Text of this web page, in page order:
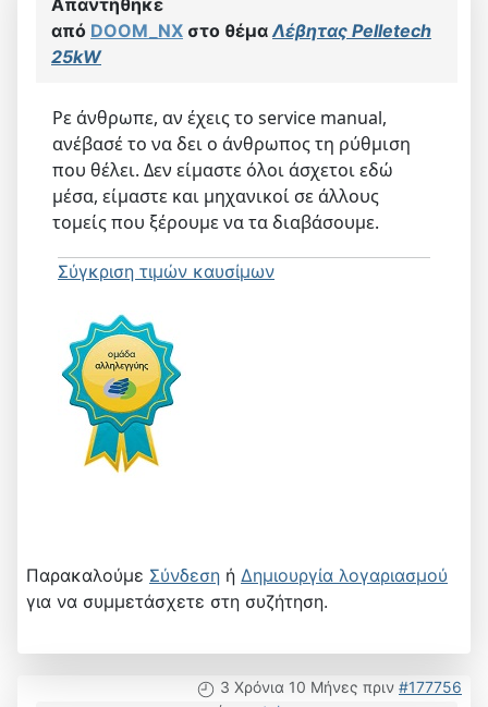
Απαντήθηκε
από DOOM_NX στο θέμαΛέβητας Pelletech
25kW
Ρε άνθρωπε, αν έχεις το service manual,
ανέβασέ το να δει ο άνθρωπος τη ρύθμιση
που θέλει. Δεν είμαστε όλοι άσχετοι εδώ
μέσα, είμαστε και μηχανικοί σε άλλους
τομείς που ξέρουμε να τα διαβάσουμε.
Σύγκριση τιμών καυσίμων
Παρακαλούμε Σύνδεση ή Δημιουργία λογαριασμού
για να συμμετάσχετε στη συζήτηση.
3 Χρόνια 10 Μήνες πριν #177756